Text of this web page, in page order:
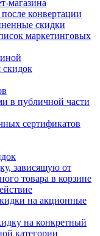
магазина
конвертации
скидки
маркетинговых
в публичной части
сертификатов
зависящую от
товара в корзине
на акционные
на конкретный
категории